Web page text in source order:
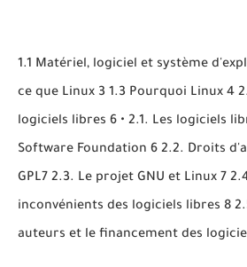
1.1 Matériel, logiciel et système
ce que Linux 3 1.3 Pourquoi Linux 4
logiciels libres 6 • 2.1. Les logiciels
Software Foundation 6 2.2. Droits
GPL7 2.3. Le projet GNU et Linux 7
inconvénients des logiciels libres 8
auteurs et le financement des